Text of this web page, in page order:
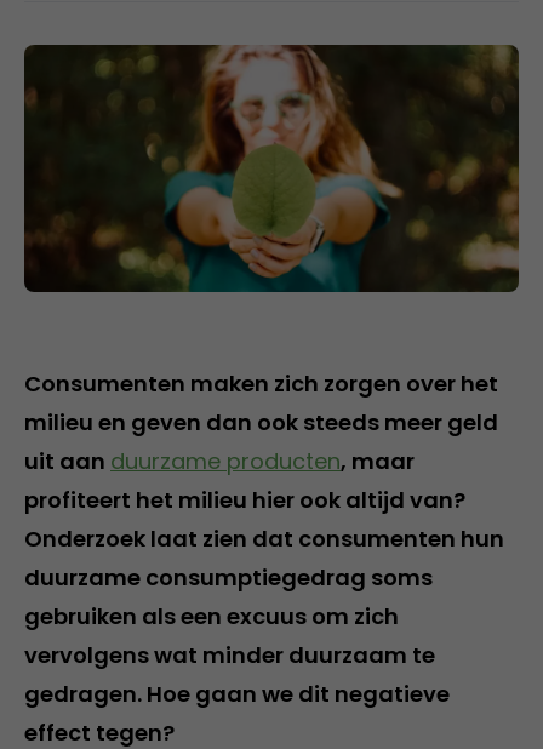
Consumenten maken zich zorgen over het
milieu en geven dan ook steeds meer geld
uit aan duurzame producten, maar
profiteert het milieu hier ook altijd van?
Onderzoek laat zien dat consumenten hun
duurzame consumptiegedrag soms
gebruiken als een excuus om zich
vervolgens wat minder duurzaam te
gedragen. Hoe gaan we dit negatieve
effect tegen?